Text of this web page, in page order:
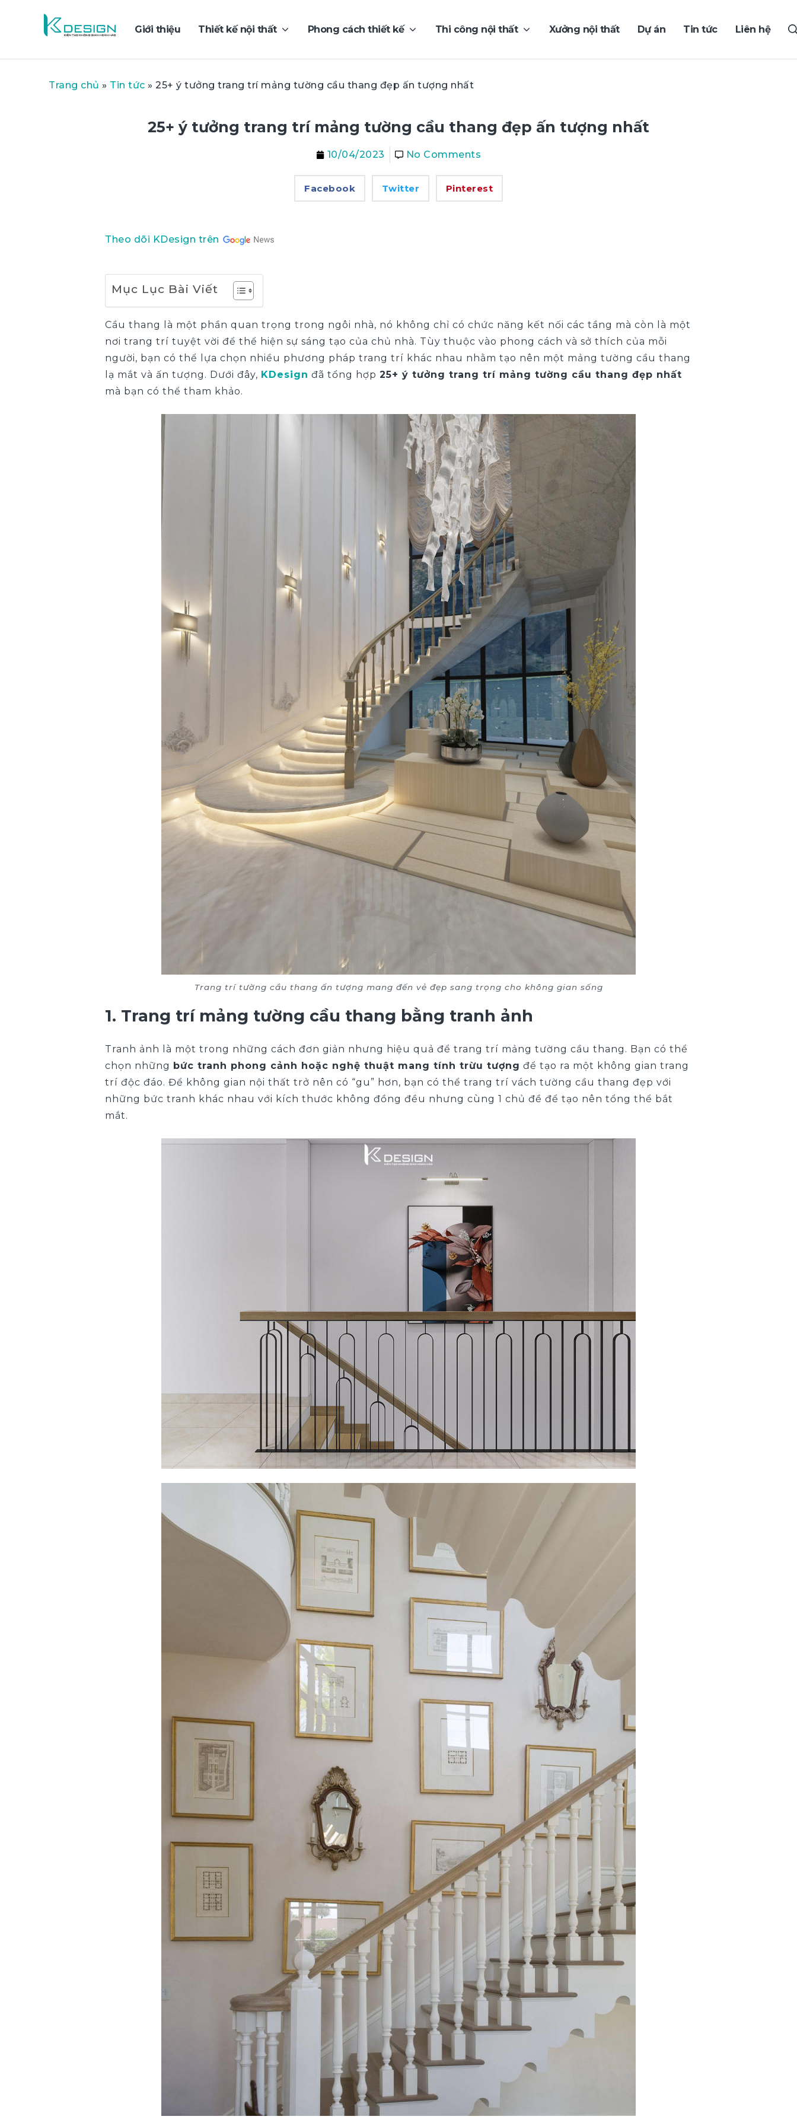
Giới thiệu Thiết kế nội thất Phong cách thiết kế Thi công nội thất Xưởng nội thất Dự án Tin tức Liên hệ
Trang chủ » Tin tức » 25+ ý tưởng trang trí mảng tường cầu thang đẹp ấn tượng nhất
25+ ý tưởng trang trí mảng tường cầu thang đẹp ấn tượng nhất
10/04/2023 No Comments
Facebook Twitter Pinterest
Theo dõi KDesign trên
Mục Lục Bài Viết
Cầu thang là một phần quan trọng trong ngôi nhà, nó không chỉ có chức năng kết nối các tầng mà còn là một
nơi trang trí tuyệt vời để thể hiện sự sáng tạo của chủ nhà. Tùy thuộc vào phong cách và sở thích của mỗi
người, bạn có thể lựa chọn nhiều phương pháp trang trí khác nhau nhằm tạo nên một mảng tường cầu thang
lạ mắt và ấn tượng. Dưới đây, KDesign đã tổng hợp 25+ ý tưởng trang trí mảng tường cầu thang đẹp nhất
mà bạn có thể tham khảo.
Trang trí tường cầu thang ấn tượng mang đến vẻ đẹp sang trọng cho không gian sống
1. Trang trí mảng tường cầu thang bằng tranh ảnh
Tranh ảnh là một trong những cách đơn giản nhưng hiệu quả để trang trí mảng tường cầu thang. Bạn có thể
chọn những bức tranh phong cảnh hoặc nghệ thuật mang tính trừu tượng để tạo ra một không gian trang
trí độc đáo. Để không gian nội thất trở nên có “gu” hơn, bạn có thể trang trí vách tường cầu thang đẹp với
những bức tranh khác nhau với kích thước không đồng đều nhưng cùng 1 chủ đề để tạo nên tổng thể bắt
mắt.